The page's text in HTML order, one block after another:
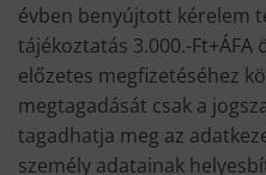
évben benyújtott kérelem
tájékoztatás 3.000.-
előzetes megfizetéséhez
megtagadását csak a
tagadhatja meg az
személy adatainak